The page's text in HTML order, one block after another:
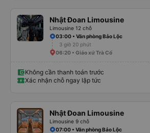
Nhật Đoan Limousine
Limousine 12 chỗ
03:00 • Văn phòng Bảo Lộc
3 giờ 20 phút
06:20 • Giáo xứ Trà Cổ
Không cần thanh toán trước
Xác nhận chỗ ngay lập tức
Nhật Đoan Limousine
Limousine 9 chỗ
07:00 • Văn phòng Bảo Lộc